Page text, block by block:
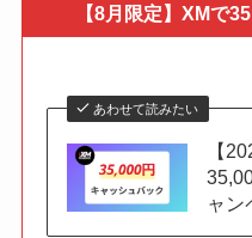
【8月限定】XMで
あわせて読みたい
【
ャン